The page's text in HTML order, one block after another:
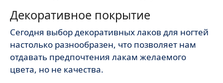
Декоративное покрытие
Сегодня выбор декоративных лаков для ногтей
настолько разнообразен, что позволяет нам
отдавать предпочтения лакам желаемого
цвета, но не качества.